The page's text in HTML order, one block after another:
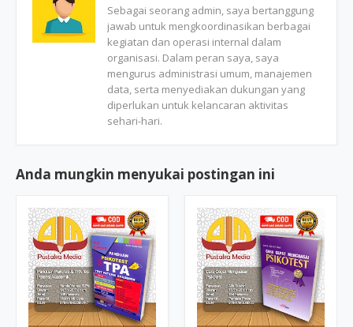
Sebagai seorang admin, saya bertanggung
jawab untuk mengkoordinasikan berbagai
kegiatan dan operasi internal dalam
organisasi. Dalam peran saya, saya
mengurus administrasi umum, manajemen
data, serta menyediakan dukungan yang
diperlukan untuk kelancaran aktivitas
sehari-hari.
Anda mungkin menyukai postingan ini